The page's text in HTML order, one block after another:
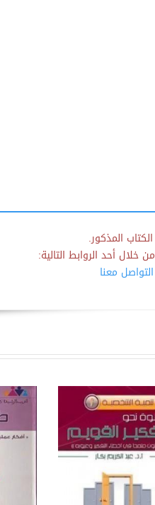
المذكور.
خلال أحد الروابط التالية:
التواصل معنا